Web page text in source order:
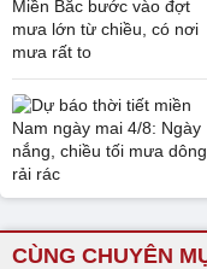
CÙNG CHUYÊN